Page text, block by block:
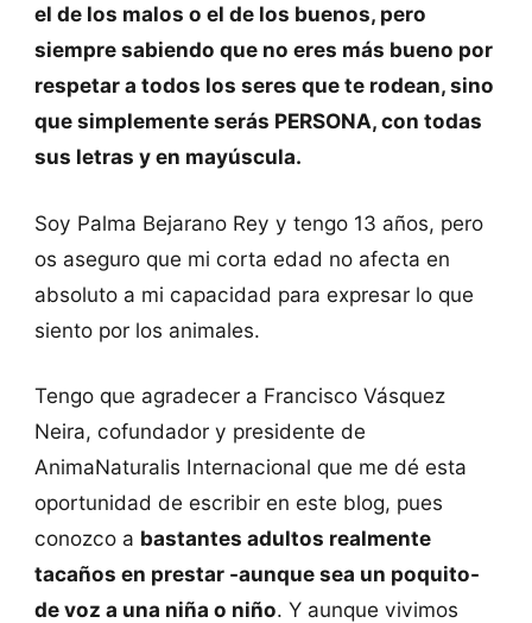
el de los malos o el de los buenos, pero
siempre sabiendo que no eres más bueno por
respetar a todos los seres que te rodean, sino
que simplemente serás PERSONA, con todas
sus letras y en mayúscula.
Soy Palma Bejarano Rey y tengo 13 años, pero
os aseguro que mi corta edad no afecta en
absoluto a mi capacidad para expresar lo que
siento por los animales.
Tengo que agradecer a Francisco Vásquez
Neira, cofundador y presidente de
AnimaNaturalis Internacional que me dé esta
oportunidad de escribir en este blog, pues
conozco a bastantes adultos realmente
tacaños en prestar -aunque sea un poquito-
de voz a una niña o niño. Y aunque vivimos